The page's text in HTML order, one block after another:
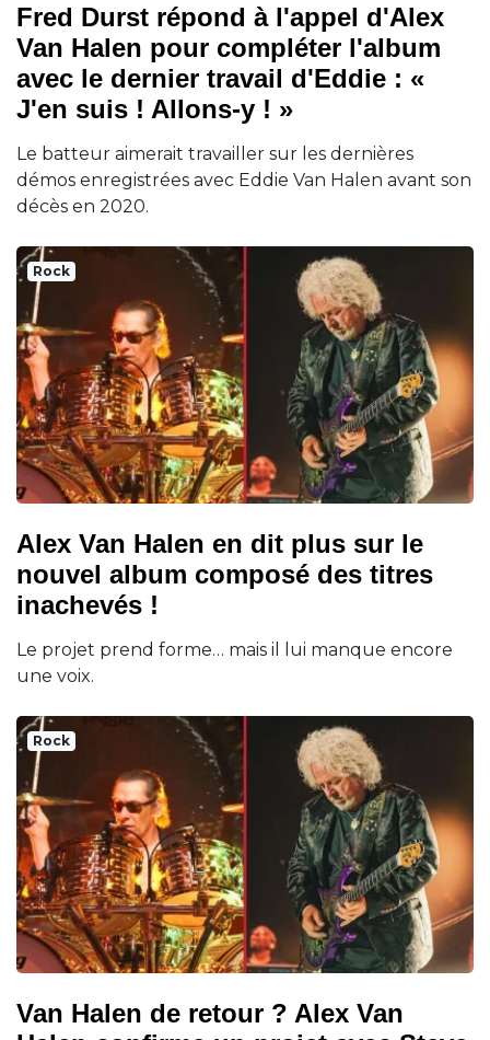
Fred Durst répond à l'appel d'Alex
Van Halen pour compléter l'album
avec le dernier travail d'Eddie : «
J'en suis ! Allons-y ! »
Le batteur aimerait travailler sur les dernières
démos enregistrées avec Eddie Van Halen avant son
décès en 2020.
Rock
Alex Van Halen en dit plus sur le
nouvel album composé des titres
inachevés !
Le projet prend forme… mais il lui manque encore
une voix.
Rock
Van Halen de retour ? Alex Van